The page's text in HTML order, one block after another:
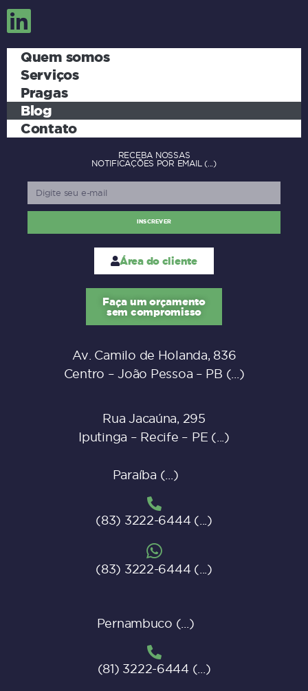
Quem somos
Serviços
Pragas
Blog
Contato
RECEBA NOSSAS
NOTIFICAÇÕES POR EMAIL
INSCREVER
Área do cliente
Faça um orçamento
sem compromisso
Av. Camilo de Holanda, 836
Centro – João Pessoa – PB
Rua Jacaúna, 295
Iputinga – Recife – PE
Paraíba
(83) 3222-6444
(83) 3222-6444
Pernambuco
(81) 3222-6444